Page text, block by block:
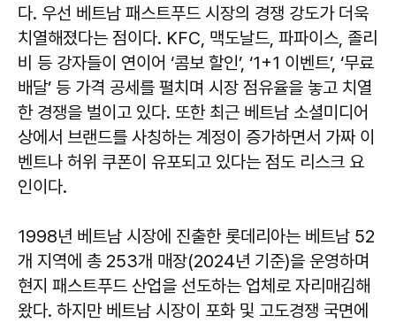
다. 우선 베트남 패스트푸드 시장의 경쟁 강도가 더욱
치열해졌다는 점이다. KFC, 맥도날드, 파파이스, 졸리
비 등 강자들이 연이어 ‘콤보 할인’, ‘1+1 이벤트’, ‘무료
배달’ 등 가격 공세를 펼치며 시장 점유율을 놓고 치열
한 경쟁을 벌이고 있다. 또한 최근 베트남 소셜미디어
상에서 브랜드를 사칭하는 계정이 증가하면서 가짜 이
벤트나 허위 쿠폰이 유포되고 있다는 점도 리스크 요
인이다.
1998년 베트남 시장에 진출한 롯데리아는 베트남 52
개 지역에 총 253개 매장(2024년 기준)을 운영하며
현지 패스트푸드 산업을 선도하는 업체로 자리매김해
왔다. 하지만 베트남 시장이 포화 및 고도경쟁 국면에